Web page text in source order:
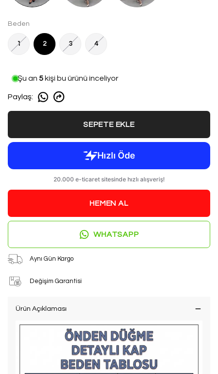
Beden
1 2 3 4
Şu an 5kişi bu ürünü inceliyor
Paylaş:
SEPETE EKLE
HEMEN AL
WHATSAPP
Aynı Gün Kargo
Değişim Garantisi
Ürün Açıklaması